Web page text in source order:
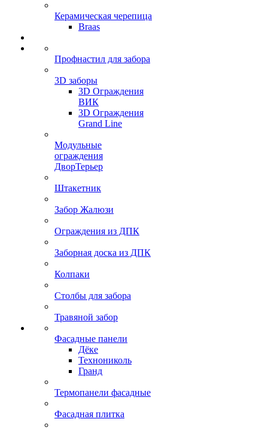
Керамическая черепица
Braas
Профнастил для забора
3D заборы
3D Ограждения
ВИК
3D Ограждения
Grand Line
Модульные
ограждения
ДворТерьер
Штакетник
Забор Жалюзи
Ограждения из ДПК
Заборная доска из ДПК
Колпаки
Столбы для забора
Травяной забор
Фасадные панели
Дёке
Технониколь
Гранд
Термопанели фасадные
Фасадная плитка